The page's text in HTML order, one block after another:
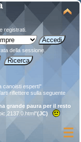
registrati.
della sessione.
canoisti esperti"
riflettere sulla seguente
grande paura per il resto
"(JC)